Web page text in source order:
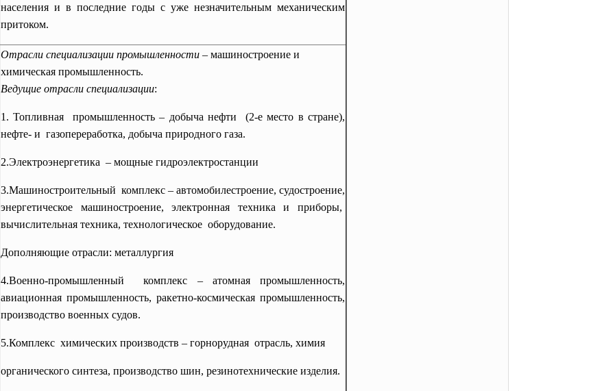
населения и в последние годы с уже незначительным механическим
притоком.
Отрасли специализации промышленности – машиностроение и
химическая промышленность.
Ведущие отрасли специализации:
1. Топливная промышленность – добыча нефти (2-е место в стране),
нефте- и газопереработка, добыча природного газа.
2.Электроэнергетика – мощные гидроэлектростанции
3.Машиностроительный комплекс – автомобилестроение, судостроение,
энергетическое машиностроение, электронная техника и приборы,
вычислительная техника, технологическое оборудование.
Дополняющие отрасли: металлургия
4.Военно-промышленный комплекс – атомная промышленность,
авиационная промышленность, ракетно-космическая промышленность,
производство военных судов.
5.Комплекс химических производств – горнорудная отрасль, химия
органического синтеза, производство шин, резинотехнические изделия.